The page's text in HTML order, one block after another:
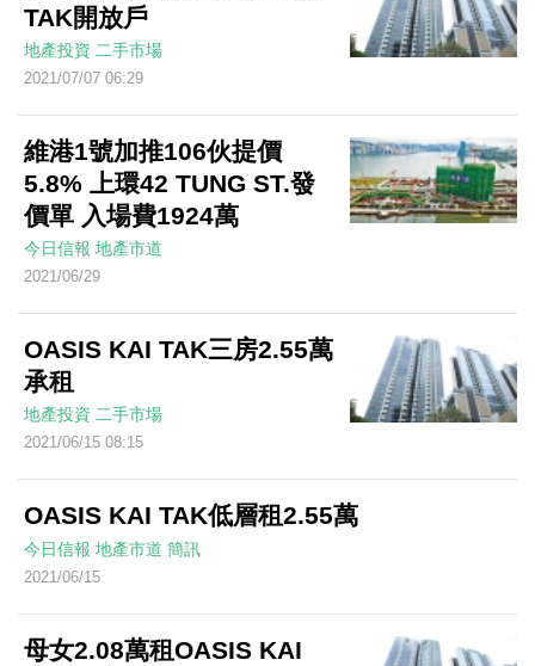
TAK開放戶
地產投資 二手市場
2021/07/07 06:29
維港1號加推106伙提價
5.8% 上環42 TUNG ST.發
價單 入場費1924萬
今日信報 地產市道
2021/06/29
OASIS KAI TAK三房2.55萬
承租
地產投資 二手市場
2021/06/15 08:15
OASIS KAI TAK低層租2.55萬
今日信報 地產市道 簡訊
2021/06/15
母女2.08萬租OASIS KAI